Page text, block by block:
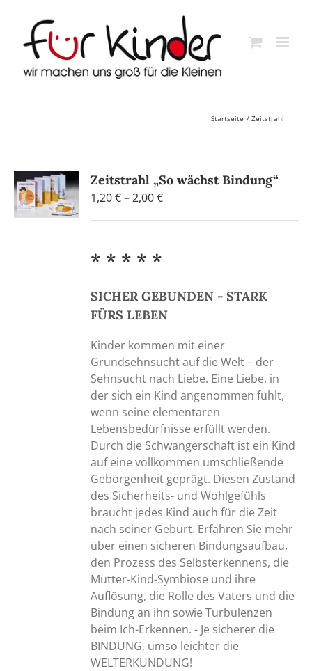
content
Startseite Zeitstrahl
Zeitstrahl „So wächst Bindung“
1,20€–2,00€Preisspanne:
* * * * *
SICHER GEBUNDEN - STARK
FÜRS LEBEN
Kinder kommen mit einer
Grundsehnsucht auf die Welt – der
Sehnsucht nach Liebe. Eine Liebe, in
der sich ein Kind angenommen fühlt,
wenn seine elementaren
Lebensbedürfnisse erfüllt werden.
Durch die Schwangerschaft ist ein Kind
auf eine vollkommen umschließende
Geborgenheit geprägt. Diesen Zustand
des Sicherheits- und Wohlgefühls
braucht jedes Kind auch für die Zeit
nach seiner Geburt. Erfahren Sie mehr
über einen sicheren Bindungsaufbau,
den Prozess des Selbsterkennens, die
Mutter-Kind-Symbiose und ihre
Auflösung, die Rolle des Vaters und die
Bindung an ihn sowie Turbulenzen
beim Ich-Erkennen. - Je sicherer die
BINDUNG, umso leichter die
WELTERKUNDUNG!